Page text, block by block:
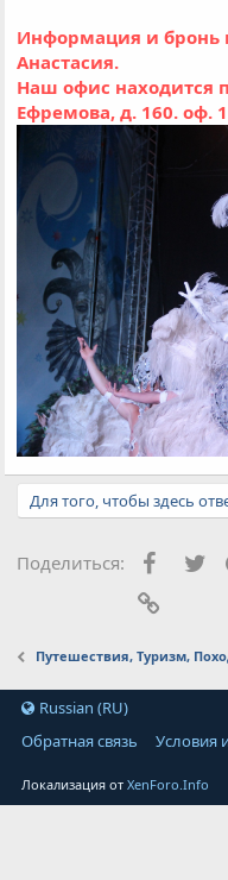
Информация и бронь
Анастасия.
Наш офис находится
Ефремова, д. 160. оф.
Для того, чтобы здесь
Поделиться:
Путешествия, Туризм,
Russian (RU)
Обратная связь
Условия
Локализация отXenForo.Info